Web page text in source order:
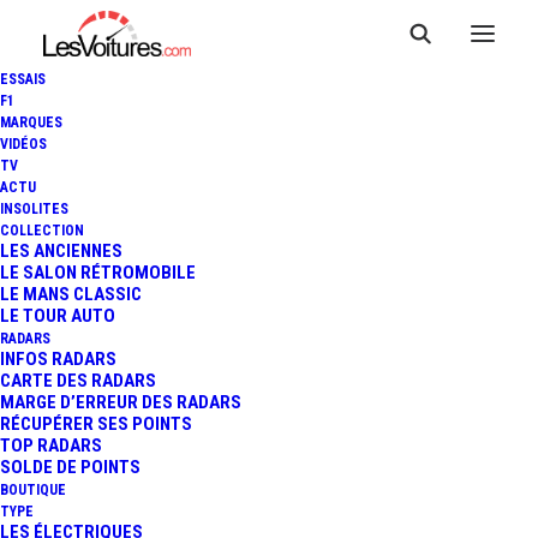
ESSAIS
F1
MARQUES
VIDÉOS
TV
ACTU
INSOLITES
COLLECTION
LES ANCIENNES
LE SALON RÉTROMOBILE
LE MANS CLASSIC
LE TOUR AUTO
RADARS
INFOS RADARS
CARTE DES RADARS
MARGE D’ERREUR DES RADARS
RÉCUPÉRER SES POINTS
TOP RADARS
SOLDE DE POINTS
BOUTIQUE
TYPE
LES ÉLECTRIQUES
19 avril 2021
VOLKSWAGEN ID.6 X ET